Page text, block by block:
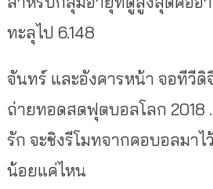
ทะลุไป 6.148
จันทร์ และอังคารหน้า จอทีวีดิ
ถ่ายทอดสดฟุตบอลโลก 2018
รัก จะชิงรีโมทจากคอบอลมา
น้อยแค่ไหน